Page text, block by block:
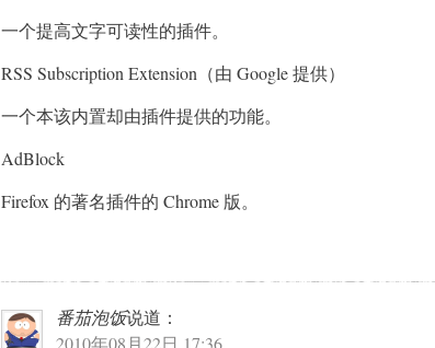
一个提高文字可读性的插件。
RSS Subscription Extension（由 Google 提供）
一个本该内置却由插件提供的功能。
AdBlock
Firefox 的著名插件的 Chrome 版。
番茄泡饭说道：
2010年08月22日 17:36